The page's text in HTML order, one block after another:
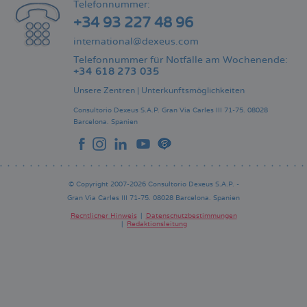
Telefonnummer:
+34 93 227 48 96
international@dexeus.com
Telefonnummer für Notfälle am Wochenende:
+34 618 273 035
Unsere Zentren Unterkunftsmöglichkeiten
Consultorio Dexeus S.A.P. Gran Via Carles III 71-75. 08028
Barcelona. Spanien
© Copyright 2007-2026 Consultorio Dexeus S.A.P. -
Gran Via Carles III 71-75. 08028 Barcelona. Spanien
Rechtlicher Hinweis
Datenschutzbestimmungen
Redaktionsleitung